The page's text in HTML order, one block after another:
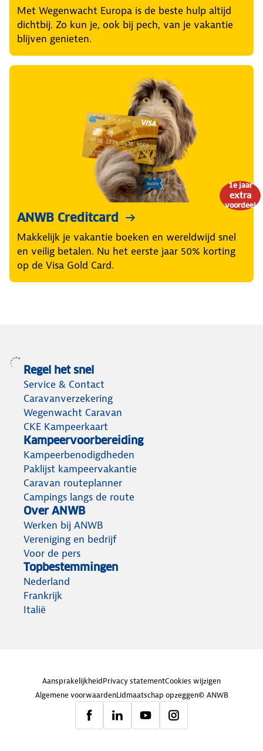
Met Wegenwacht Europa is de beste hulp altijd
dichtbij. Zo kun je, ook bij pech, van je vakantie
blijven genieten.
1e jaar
extra
voordeel
ANWB Creditcard
Makkelijk je vakantie boeken en wereldwijd snel
en veilig betalen. Nu het eerste jaar 50% korting
op de Visa Gold Card.
Regel het snel
Service & Contact
Caravanverzekering
Wegenwacht Caravan
CKE Kampeerkaart
Kampeervoorbereiding
Kampeerbenodigdheden
Paklijst kampeervakantie
Caravan routeplanner
Campings langs de route
Over ANWB
Werken bij ANWB
Vereniging en bedrijf
Voor de pers
Topbestemmingen
Nederland
Frankrijk
Italië
AansprakelijkheidPrivacy statementCookies wijzigen
Algemene voorwaardenLidmaatschap opzeggen© ANWB